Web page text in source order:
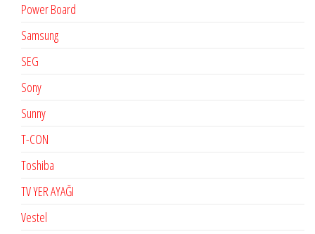
Power Board
Samsung
SEG
Sony
Sunny
T-CON
Toshiba
TV YER AYAĞI
Vestel